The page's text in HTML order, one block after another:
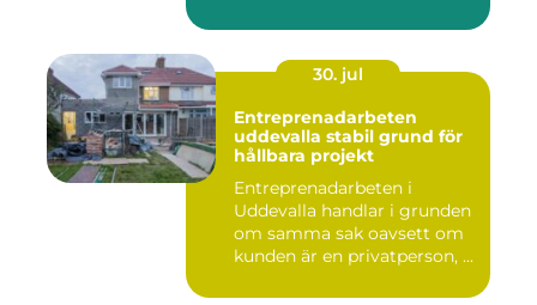
30. jul
Entreprenadarbeten
uddevalla stabil grund för
hållbara projekt
Entreprenadarbeten i
Uddevalla handlar i grunden
om samma sak oavsett om
kunden är en privatperson, ...